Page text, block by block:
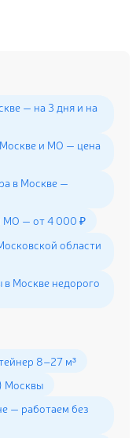
— на 3 дня и на
и МО — цена
в Москве —
МО — от 4 000 ₽
области
Москве недорого
8–27 м³
Москвы
— работаем без